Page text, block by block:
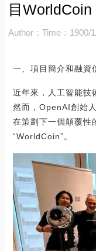
目WorldCoin
Author： Time：1900/
一、項目簡介和融資
近年來，人工智能技
然而，OpenAI創始
在策劃下一個顛覆
“WorldCoin”。